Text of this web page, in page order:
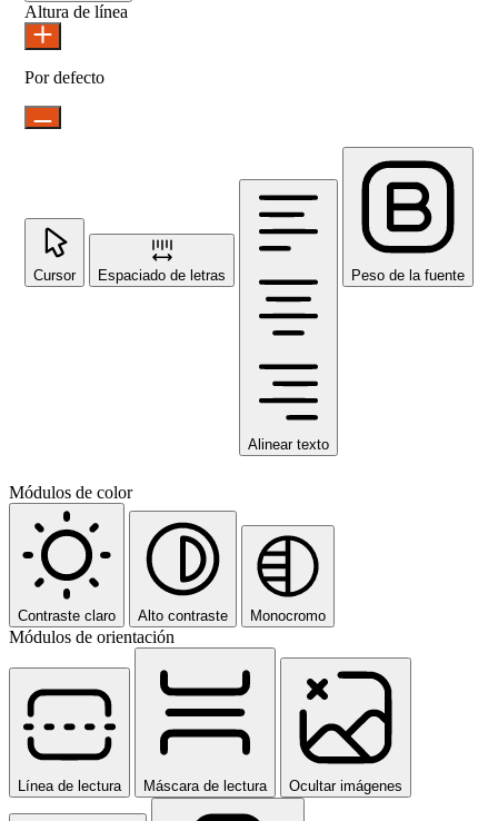
Altura de línea
Por defecto
Cursor Espaciado de letras
Alinear texto
Peso de la fuente
Módulos de color
Contraste claro Alto contraste Monocromo
Módulos de orientación
Línea de lectura Máscara de lectura Ocultar imágenes